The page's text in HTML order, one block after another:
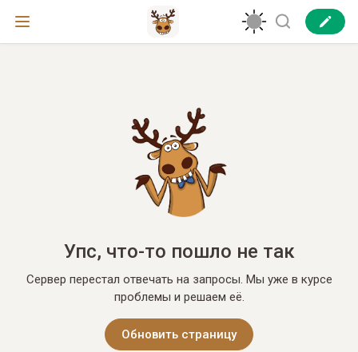
Упс, что-то пошло не так
Сервер перестал отвечать на запросы. Мы уже в курсе
проблемы и решаем её.
Обновить страницу